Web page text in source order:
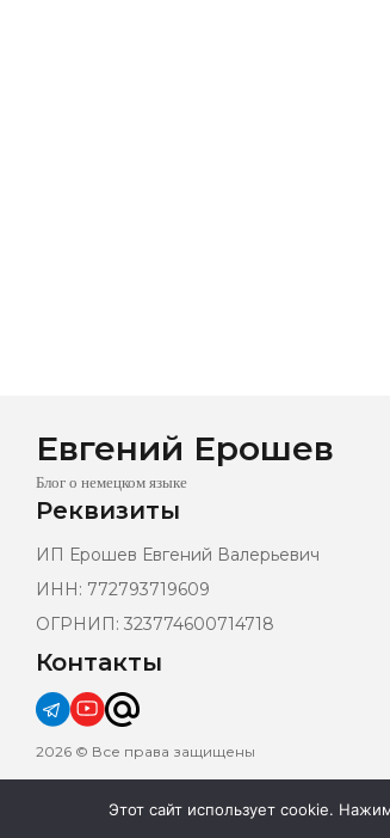
Евгений Ерошев
Блог о немецком языке
Реквизиты
ИП Ерошев Евгений Валерьевич
ИНН: 772793719609
ОГРНИП: 323774600714718
Контакты
2026 © Все права защищены
Этот сайт использует cookie.